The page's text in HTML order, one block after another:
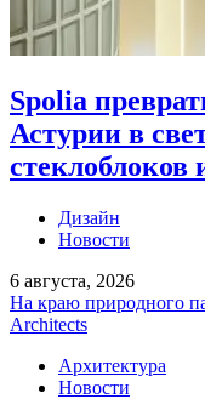
Spolia
Астурии в
стеклоблоков
Дизайн
Новости
6 августа, 2026
На краю природного
Architects
Архитектура
Новости